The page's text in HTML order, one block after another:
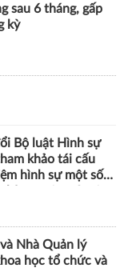
sau 6 tháng, gấp
kỳ
Bộ luật Hình sự
khảo tái cấu
hình sự một số
Nhà Quản lý
học tổ chức và